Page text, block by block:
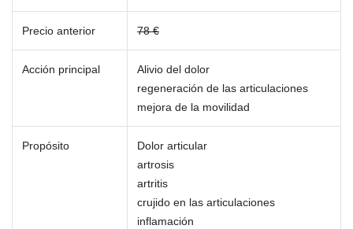
Precio anterior 78 €
Acción principal
Alivio del dolor
regeneración de las articulaciones
mejora de la movilidad
Propósito
Dolor articular
artrosis
artritis
crujido en las articulaciones
inflamación